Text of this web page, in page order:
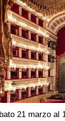
21 marzo al